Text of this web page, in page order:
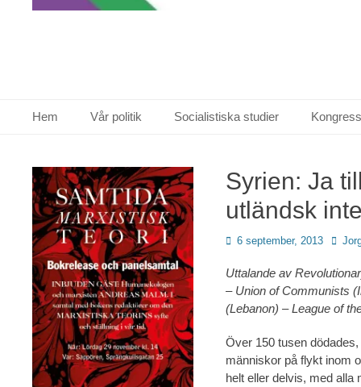
Primär meny
Hem Vår politik Socialistiska studier
Syrien: Ja
utländsk
Publicerad
6 september, 2013
Uttalande av
– Union of Communists
(Lebanon) – League of
Över 150 tusen
människor på flykt inom
helt eller delvis, med alla